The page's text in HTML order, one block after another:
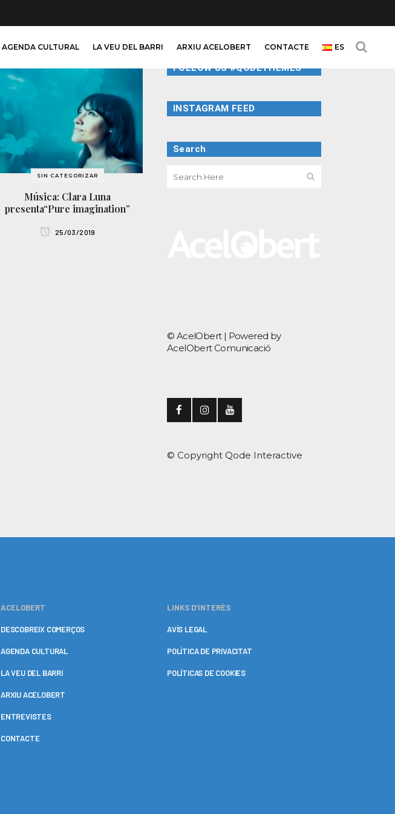
AGENDA CULTURAL LA VEU DEL BARRI ARXIU ACELOBERT CONTACTE ES
SIN CATEGORIZAR
Música: Clara Luna
presenta“Pure imagination”
25/03/2019
FOLLOW US #QODETHEMES
INSTAGRAM FEED
Search
© AcelObert | Powered by
AcelObert Comunicació
© Copyright Qode Interactive
ACELOBERT
DESCOBREIX COMERÇOS
AGENDA CULTURAL
LA VEU DEL BARRI
ARXIU ACELOBERT
ENTREVISTES
CONTACTE
LINKS D’INTERÈS
AVÍS LEGAL
POLÍTICA DE PRIVACITAT
POLÍTICAS DE COOKIES